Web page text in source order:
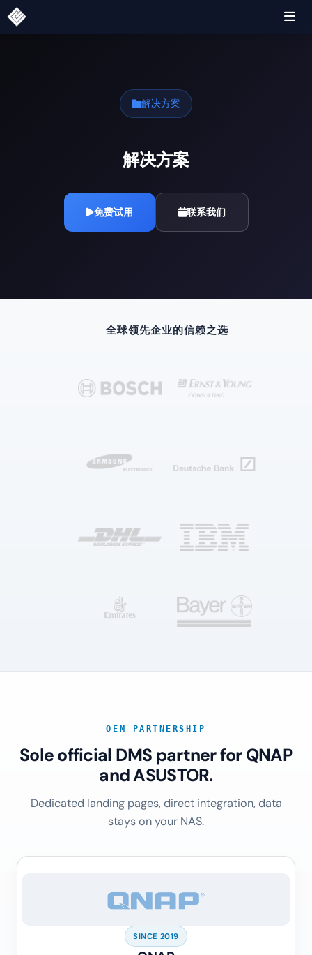
解决方案
解决方案
免费试用 联系我们
全球领先企业的信赖之选
OEM PARTNERSHIP
Sole official DMS partner for QNAP
and ASUSTOR.
Dedicated landing pages, direct integration, data
stays on your NAS.
SINCE 2019